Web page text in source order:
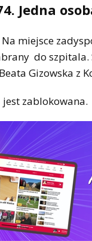
Jedna
miejsce
do
Gizowska z
jest zablokowana.